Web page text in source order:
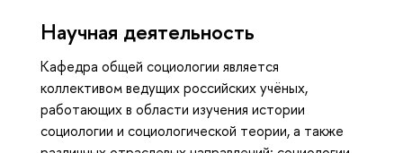
Научная деятельность
Кафедра общей социологии является
коллективом ведущих российских учёных,
работающих в области изучения истории
социологии и социологической теории, а также